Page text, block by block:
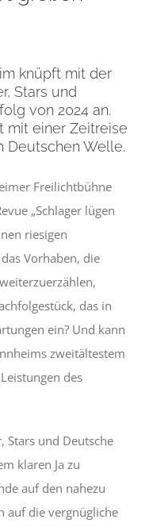
knüpft mit der
Stars und
von 2024 an.
mit einer Zeitreise
Deutschen Welle.
Freilichtbühne
„Schlager lügen
riesigen
Vorhaben, die
das in
ein? Und kann
zweitältestem
des
Stars und Deutsche
klaren Ja zu
auf den nahezu
auf die vergnügliche